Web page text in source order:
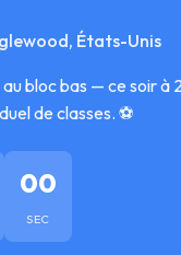
États-Unis
bloc bas — ce soir à
de classes. ⚽
00
SEC